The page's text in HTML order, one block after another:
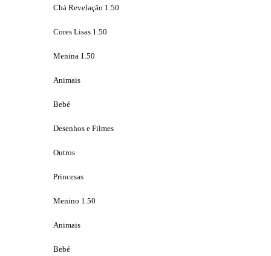
Chá Revelação 1.50
Cores Lisas 1.50
Menina 1.50
Animais
Bebé
Desenhos e Filmes
Outros
Princesas
Menino 1.50
Animais
Bebé